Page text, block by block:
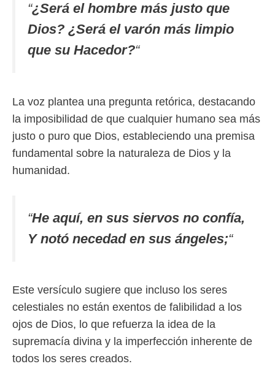
“¿Será el hombre más justo que
Dios? ¿Será el varón más limpio
que su Hacedor?“
La voz plantea una pregunta retórica, destacando
la imposibilidad de que cualquier humano sea más
justo o puro que Dios, estableciendo una premisa
fundamental sobre la naturaleza de Dios y la
humanidad.
“He aquí, en sus siervos no confía,
Y notó necedad en sus ángeles;“
Este versículo sugiere que incluso los seres
celestiales no están exentos de falibilidad a los
ojos de Dios, lo que refuerza la idea de la
supremacía divina y la imperfección inherente de
todos los seres creados.